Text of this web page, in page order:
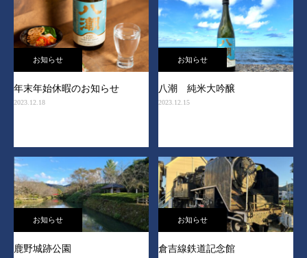
お知らせ
年末年始休暇のお知らせ
2023.12.18
お知らせ
八潮 純米大吟醸
2023.12.15
お知らせ
鹿野城跡公園
お知らせ
倉吉線鉄道記念館